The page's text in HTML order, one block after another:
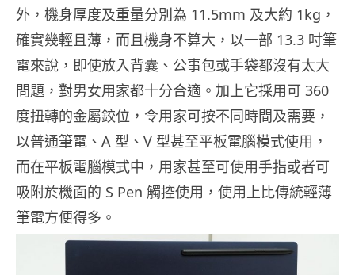
外，機身厚度及重量分別為 11.5mm 及大約 1kg，
確實幾輕且薄，而且機身不算大，以一部 13.3 吋筆
電來說，即使放入背囊、公事包或手袋都沒有太大
問題，對男女用家都十分合適。加上它採用可 360
度扭轉的金屬鉸位，令用家可按不同時間及需要，
以普通筆電、A 型、V 型甚至平板電腦模式使用，
而在平板電腦模式中，用家甚至可使用手指或者可
吸附於機面的 S Pen 觸控使用，使用上比傳統輕薄
筆電方便得多。